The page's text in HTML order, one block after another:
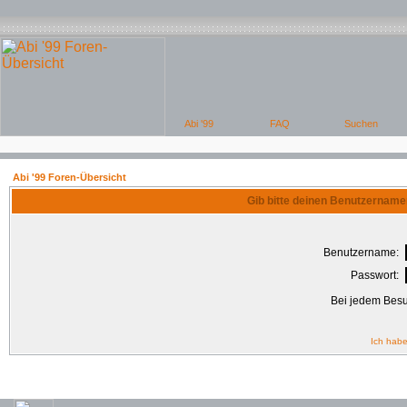
Abi '99 Foren-Übersicht
Gib bitte deinen
Benutzername:
Passwort:
Bei jedem
Ich